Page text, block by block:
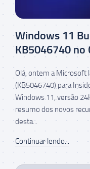
Windows 11
KB5046740 no
Olá, ontem a Microsoft
(KB5046740) para
Windows 11, versão
resumo dos novos
desta...
Continuar lendo...